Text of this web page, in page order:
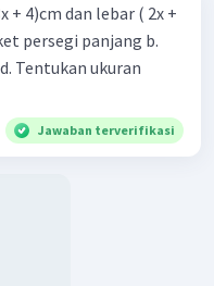
+ 4)cm dan lebar ( 2x +
persegi panjang b.
Tentukan ukuran
Jawaban terverifikasi